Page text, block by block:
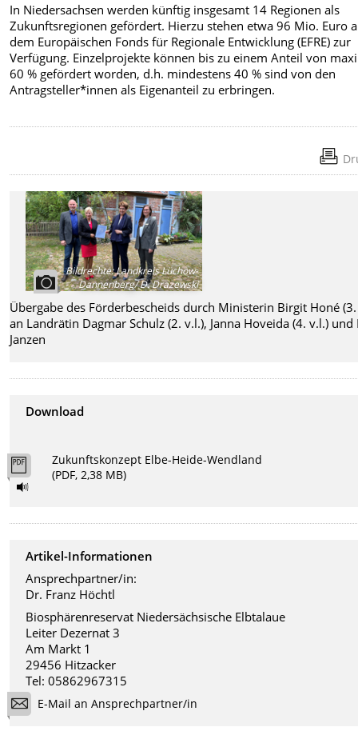
In Niedersachsen werden künftig insgesamt 14 Regionen als
Zukunftsregionen gefördert. Hierzu stehen etwa 96 Mio. Euro
dem Europäischen Fonds für Regionale Entwicklung (EFRE) zur
Verfügung. Einzelprojekte können bis zu einem Anteil von
60 % gefördert worden, d.h. mindestens 40 % sind von den
Antragsteller*innen als Eigenanteil zu erbringen.
Bildrechte:Landkreis Lüchow-
Dannenberg/ D. Drazewski
Übergabe des Förderbescheids durch Ministerin Birgit Honé
an Landrätin Dagmar Schulz (2. v.l.), Janna Hoveida (4. v.l.)
Janzen
Download
Zukunftskonzept Elbe-Heide-Wendland
(PDF, 2,38 MB)
Artikel-Informationen
Ansprechpartner/in:
Dr. Franz Höchtl
Biosphärenreservat Niedersächsische Elbtalaue
Leiter Dezernat 3
Am Markt 1
29456 Hitzacker
Tel: 05862967315
E-Mail an Ansprechpartner/in